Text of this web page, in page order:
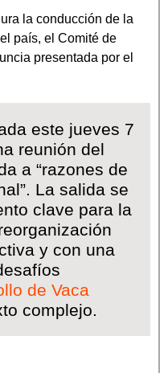
la conducción de la
país, el Comité de
presentada por el
este jueves 7
reunión del
a “razones de
La salida se
clave para la
y con una
de Vaca
complejo.